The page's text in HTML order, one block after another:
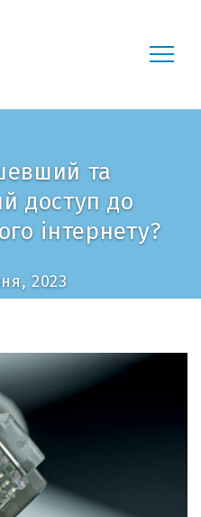
та
доступ до
інтернету?
2023